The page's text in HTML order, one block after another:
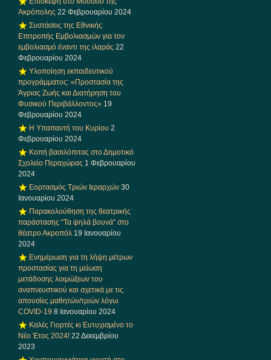
Ακρόπολης 22 Φεβρουαρίου 2024
Συστάσεις της Εθνικής
Επιτροπής Εμβολιασμών για τον
εμβολιασμό έναντι της ιλαράς 22
Φεβρουαρίου 2024
Υλοποίηση εκπαιδευτικού
προγράμματος: «Προστασία της
Άγριας Ζωής και Διατήρηση του
Φυσικού Περιβάλλοντος» 19
Φεβρουαρίου 2024
Η Υπαπαντή του Κυρίου 2
Φεβρουαρίου 2024
Κοπή βασιλόπιτας στο Δημοτικό
Σχολείο Περαχώρας 1 Φεβρουαρίου
2024
Εορτασμός Τριών Ιεραρχών 30
Ιανουαρίου 2024
Παρακολούθηση της θεατρικής
παράστασης “Τα ψηλά βουνά” στο
θέατρο Ακροπόλ 19 Ιανουαρίου
2024
Ενημέρωση για τη λήψη μέτρων
προστασίας για τη μείωση
μετάδοσης λοιμώξεων του
αναπνευστικού και σχετικά με τις
απουσίες μαθητών/τριών λόγω
COVID-19 8 Ιανουαρίου 2024
Καλές Γιορτές κι Ευτυχισμένο το
Νέο Έτος 2024! 22 Δεκεμβρίου
2023